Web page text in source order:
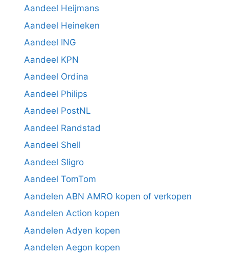
Aandeel Heijmans
Aandeel Heineken
Aandeel ING
Aandeel KPN
Aandeel Ordina
Aandeel Philips
Aandeel PostNL
Aandeel Randstad
Aandeel Shell
Aandeel Sligro
Aandeel TomTom
Aandelen ABN AMRO kopen of verkopen
Aandelen Action kopen
Aandelen Adyen kopen
Aandelen Aegon kopen